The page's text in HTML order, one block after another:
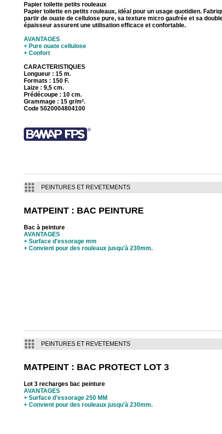
Papier toilette petits rouleaux
Papier toilette en petits rouleaux, idéal pour un usage quotidien.
partir de ouate de cellulose pure, sa texture micro gaufrée et sa
épaisseur assurent une utilisation efficace et confortable.
AVANTAGES
+ Pure ouate cellulose
+ Confort
CARACTERISTIQUES
Longueur : 15 m.
Formats : 150 F.
Laize : 9,5 cm.
Prédécoupe : 10 cm.
Grammage : 15 gr/m².
Code 5020004804100
PEINTURES ET REVETEMENTS
MATPEINT : BAC PEINTURE
Bac à peinture
AVANTAGES
+ Surface d'essorage mm
+ Convient pour des rouleaux jusqu'à 230mm.
PEINTURES ET REVETEMENTS
MATPEINT : BAC PROTECT LOT 3
Lot 3 recharges bac peinture
AVANTAGES
+ Surface d'essorage 250 MM
+ Convient pour des rouleaux jusqu'à 230mm.